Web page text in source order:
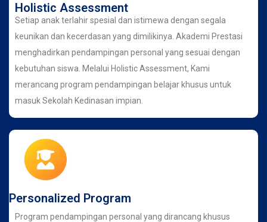
Holistic Assessment
Setiap anak terlahir spesial dan istimewa dengan segala
keunikan dan kecerdasan yang dimilikinya. Akademi Prestasi
menghadirkan pendampingan personal yang sesuai dengan
kebutuhan siswa. Melalui Holistic Assessment, Kami
merancang program pendampingan belajar khusus untuk
masuk Sekolah Kedinasan impian.
Personalized Program
Program pendampingan personal yang dirancang khusus